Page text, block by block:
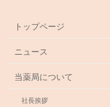
トップページ
ニュース
当薬局について
社長挨拶